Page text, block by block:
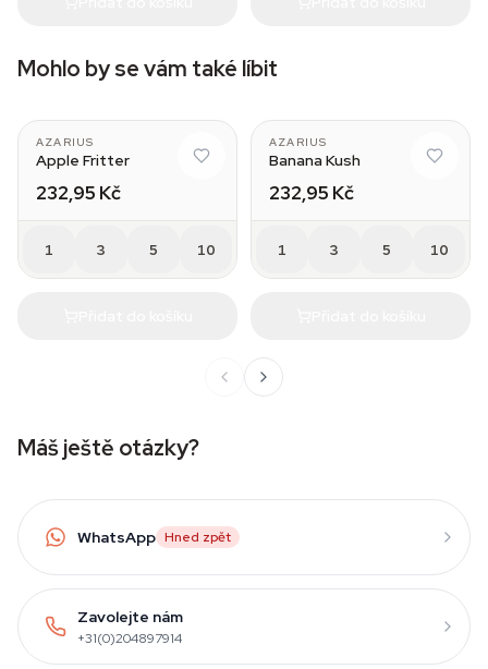
Mohlo by se vám také líbit
AZARIUS
Apple Fritter
232,95 Kč
1 3 5 10
AZARIUS
Banana Kush
232,95 Kč
1 3 5 10
Máš ještě otázky?
WhatsApp Hned zpět
Zavolejte nám
+31(0)204897914